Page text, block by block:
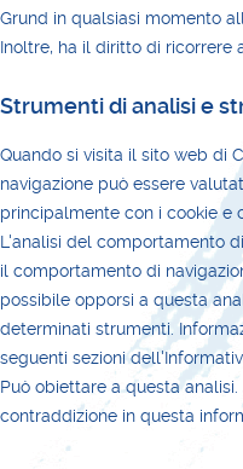
Grund in qualsiasi momento
Inoltre, ha il diritto di ricorrere
Strumenti di analisi e
Quando si visita il sito web di
navigazione può essere
principalmente con i cookie e
L'analisi del comportamento
il comportamento di
possibile opporsi a questa
determinati strumenti.
seguenti sezioni
Può obiettare a questa
contraddizione in questa